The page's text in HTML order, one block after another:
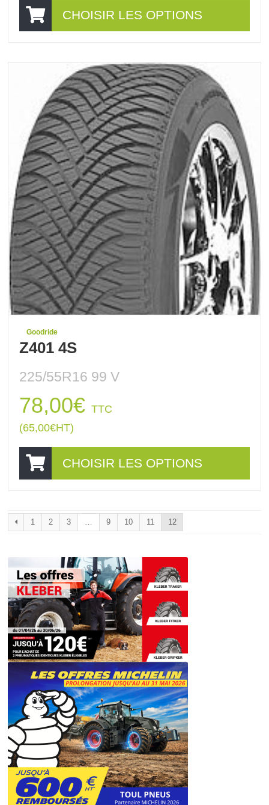
CHOISIR LES OPTIONS
Goodride
Z401 4S
225/55R16 99 V
78,00€ TTC
(65,00€HT)
CHOISIR LES OPTIONS
1 2 3 … 9 10 11 12